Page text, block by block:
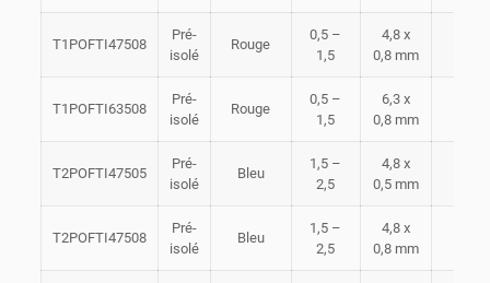
T1POFTI47508
Pré-
isolé
Rouge
0,5 –
1,5
4,8 x
0,8 mm
T1POFTI63508
Pré-
isolé
Rouge
0,5 –
1,5
6,3 x
0,8 mm
T2POFTI47505
Pré-
isolé
Bleu
1,5 –
2,5
4,8 x
0,5 mm
T2POFTI47508
Pré-
isolé
Bleu
1,5 –
2,5
4,8 x
0,8 mm